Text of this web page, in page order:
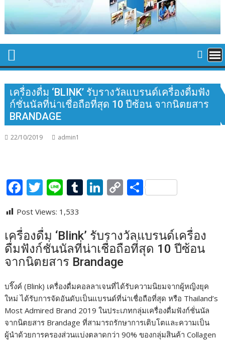
เครื่องดื่ม ‘BLINK’ รับรางวัลแบรนด์เครื่องดื่มฟัง
ก์ชั่นนัลที่น่าเชื่อถือที่สุด 10 ปีซ้อน จากนิตยสาร
BRANDAGE
22/10/2019 admin1
F
e
b
o
o
k
T
itt
er
Li
e
T
bl
r
Li
e
dI
n
C
y
Li
k
S
e
Post Views: 1,533
เครื่องดื่ม ‘Blink’ รับรางวัลแบรนด์เครื่อง
ดื่มฟังก์ชั่นนัลที่น่าเชื่อถือที่สุด 10 ปีซ้อน
จากนิตยสาร Brandage
บริ๊งค์ (Blink) เครื่องดื่มคอลลาเจนที่ได้รับความนิยมจากผู้หญิงยุค
ใหม่ ได้รับการจัดอันดับเป็นแบรนด์ที่น่าเชื่อถือที่สุด หรือ Thailand’s
Most Admired Brand 2019 ในประเภทกลุ่มเครื่องดื่มฟังก์ชั่นนัล
จากนิตยสาร Brandage ที่สามารถรักษาการเติบโตและความเป็น
ผู้นำด้วยการครองส่วนแบ่งตลาดกว่า 90% ของกลุ่มสินค้า Collagen